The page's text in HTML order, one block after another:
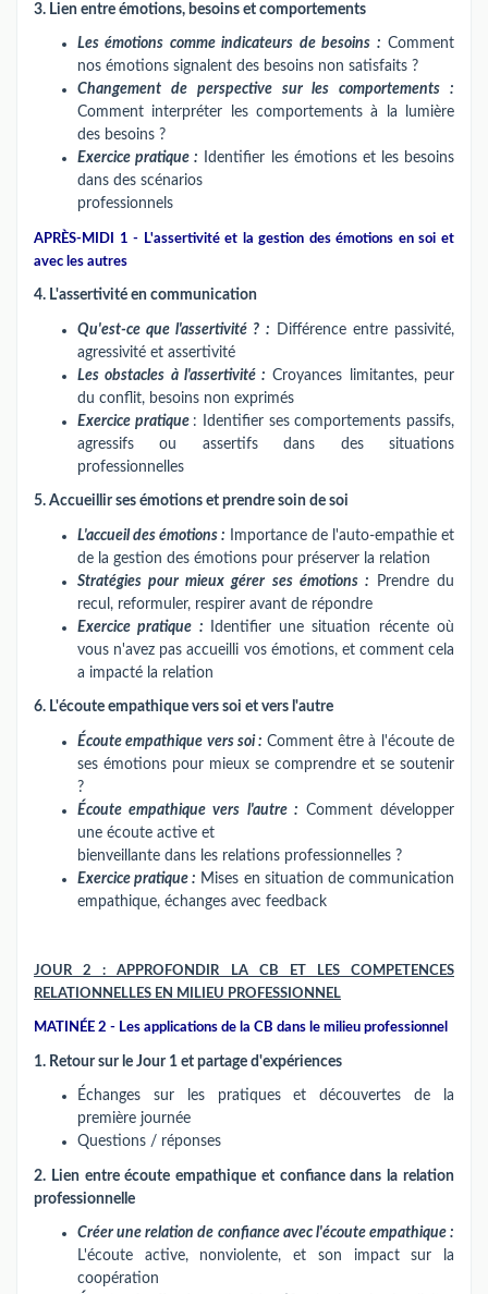
3. Lien entre émotions, besoins et comportements
Les émotions comme indicateurs de besoins : Comment
nos émotions signalent des besoins non satisfaits ?
Changement de perspective sur les comportements :
Comment interpréter les comportements à la lumière
des besoins ?
Exercice pratique : Identifier les émotions et les besoins
dans des scénarios
professionnels
APRÈS-MIDI 1 - L'assertivité et la gestion des émotions en soi et
avec les autres
4. L'assertivité en communication
Qu'est-ce que l'assertivité ? : Différence entre passivité,
agressivité et assertivité
Les obstacles à l'assertivité : Croyances limitantes, peur
du conflit, besoins non exprimés
Exercice pratique : Identifier ses comportements passifs,
agressifs ou assertifs dans des situations
professionnelles
5. Accueillir ses émotions et prendre soin de soi
L'accueil des émotions : Importance de l'auto-empathie et
de la gestion des émotions pour préserver la relation
Stratégies pour mieux gérer ses émotions : Prendre du
recul, reformuler, respirer avant de répondre
Exercice pratique :
Identifier une situation récente où
vous n'avez pas accueilli vos émotions, et comment cela
a impacté la relation
6. L'écoute empathique vers soi et vers l'autre
Écoute empathique vers soi : Comment être à l'écoute de
ses émotions pour mieux se comprendre et se soutenir
?
Écoute empathique vers l'autre : Comment développer
une écoute active et
bienveillante dans les relations professionnelles ?
Exercice pratique : Mises en situation de communication
empathique, échanges avec feedback
JOUR 2 : APPROFONDIR LA CB ET LES COMPETENCES
RELATIONNELLES EN MILIEU PROFESSIONNEL
MATINÉE 2 - Les applications de la CB dans le milieu professionnel
1. Retour sur le Jour 1 et partage d'expériences
Échanges sur les pratiques et découvertes de la
première journée
Questions / réponses
2. Lien entre écoute empathique et confiance dans la relation
professionnelle
Créer une relation de confiance avec l'écoute empathique :
L'écoute active, nonviolente, et son impact sur la
coopération